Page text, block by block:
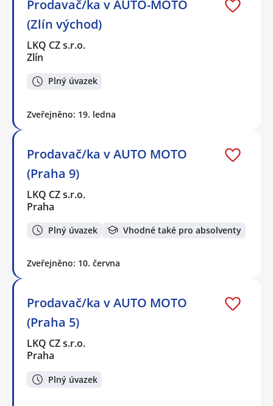
Prodavač/ka v AUTO-MOTO
(Zlín východ)
LKQ CZ s.r.o.
Zlín
Plný úvazek
Zveřejněno: 19. ledna
Prodavač/ka v AUTO MOTO
(Praha 9)
LKQ CZ s.r.o.
Praha
Plný úvazek Vhodné také pro absolventy
Zveřejněno: 10. června
Prodavač/ka v AUTO MOTO
(Praha 5)
LKQ CZ s.r.o.
Praha
Plný úvazek